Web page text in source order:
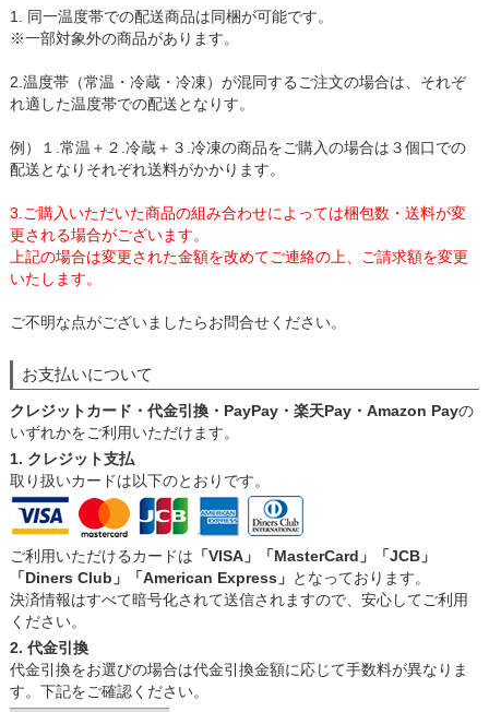
1. 同一温度帯での配送商品は同梱が可能です。
※一部対象外の商品があります。
2.温度帯（常温・冷蔵・冷凍）が混同するご注文の場合は、それぞ
れ適した温度帯での配送となりす。
例）１.常温＋２.冷蔵＋３.冷凍の商品をご購入の場合は３個口での
配送となりそれぞれ送料がかかります。
3.ご購入いただいた商品の組み合わせによっては梱包数・送料が変
更される場合がございます。
上記の場合は変更された金額を改めてご連絡の上、ご請求額を変更
いたします。
ご不明な点がございましたらお問合せください。
お支払いについて
クレジットカード・代金引換・PayPay・楽天Pay・Amazon Payの
いずれかをご利用いただけます。
1. クレジット支払
取り扱いカードは以下のとおりです。
ご利用いただけるカードは 「VISA」「MasterCard」「JCB」
「Diners Club」「American Express」 となっております。
決済情報はすべて暗号化されて送信されますので、安心してご利用
ください。
2. 代金引換
代金引換をお選びの場合は代金引換金額に応じて手数料が異なりま
す。下記をご確認ください。